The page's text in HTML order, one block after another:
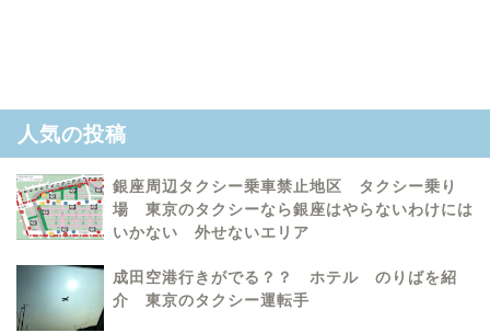
人気の投稿
銀座周辺タクシー乗車禁止地区 タクシー乗り
場 東京のタクシーなら銀座はやらないわけには
いかない 外せないエリア
成田空港行きがでる？？ ホテル のりばを紹
介 東京のタクシー運転手